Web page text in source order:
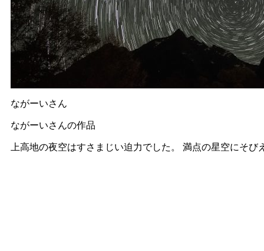
ながーいさん
ながーいさんの作品
上高地の夜空はすさまじい迫力でした。 満点の星空にそ